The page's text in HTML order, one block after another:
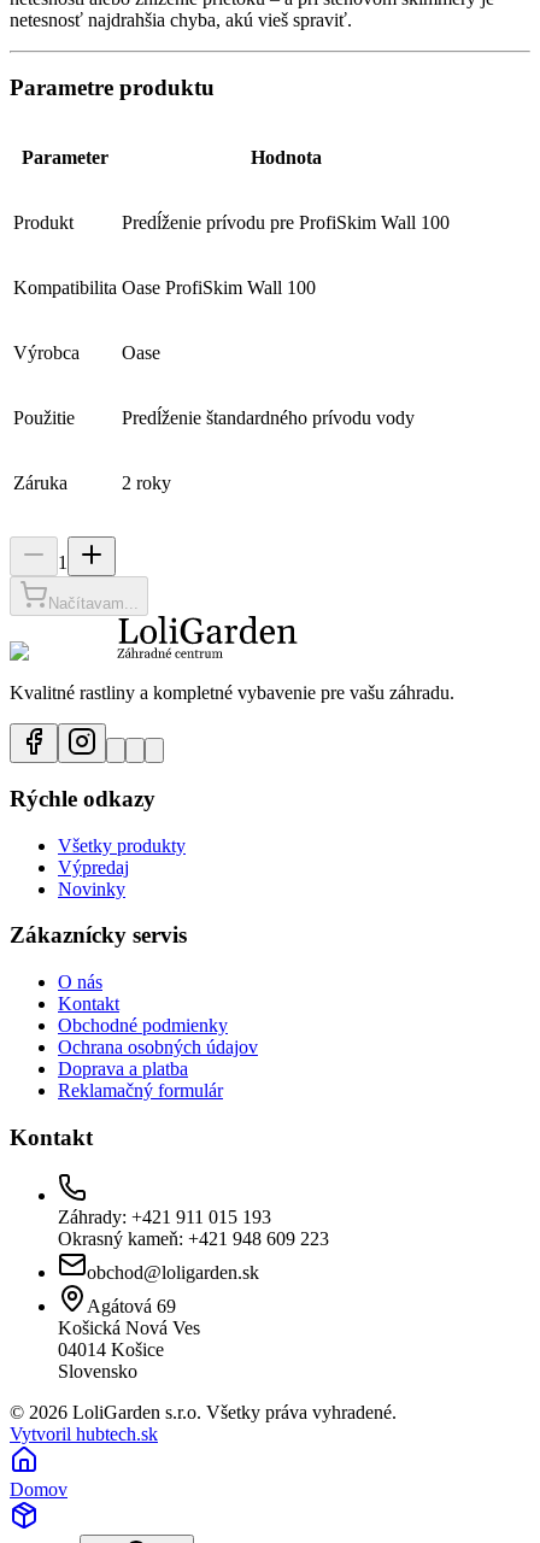
netesnosť najdrahšia chyba, akú vieš spraviť.
Parametre produktu
Parameter Hodnota
Produkt Predĺženie prívodu pre ProfiSkim Wall 100
Kompatibilita Oase ProfiSkim Wall 100
Výrobca Oase
Použitie Predĺženie štandardného prívodu vody
Záruka 2 roky
1
Načítavam...
Kvalitné rastliny a kompletné vybavenie pre vašu záhradu.
Rýchle odkazy
Všetky produkty
Výpredaj
Novinky
Zákaznícky servis
O nás
Kontakt
Obchodné podmienky
Ochrana osobných údajov
Doprava a platba
Reklamačný formulár
Kontakt
Záhrady: +421 911 015 193
Okrasný kameň: +421 948 609 223
obchod@loligarden.sk
Agátová 69
Košická Nová Ves
04014 Košice
Slovensko
© 2026 LoliGarden s.r.o. Všetky práva vyhradené.
Vytvoril hubtech.sk
Domov